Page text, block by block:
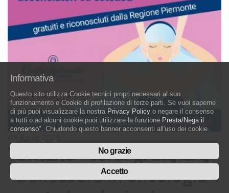
Tornano i corsi gratuiti di
"Benessere in oncologia":
Informativa
Questo sito utilizza Cookie tecnici propri necessari al suo
funzionamento e Cookie di profilazione di terze parti. Se vuoi saperne
di più puoi visualizzare la nostra Privacy Policy o negare il consenso
a tutti o ad alcuni cookie puoi utilizzare la funzione Presta/Nega il
consenso". Chiudendo questo banner acconsenti all'uso dei cookie.
No grazie
Accetto